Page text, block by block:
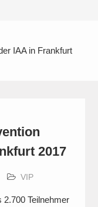
IAA in Frankfurt
2017
VIP
2.700 Teilnehmer